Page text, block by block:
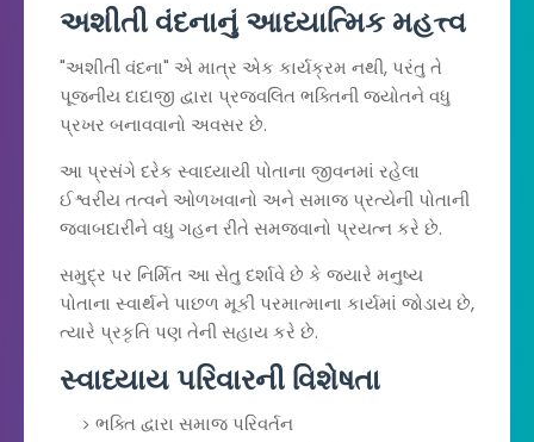
અશીતી વંદનાનું આધ્યાત્મિક મહત્ત્વ
"અશીતી વંદના" એ માત્ર એક કાર્યક્રમ નથી, પરંતુ તે
પૂજનીય દાદાજી દ્વારા પ્રજ્વલિત ભક્તિની જ્યોતને વધુ
પ્રખર બનાવવાનો અવસર છે.
આ પ્રસંગે દરેક સ્વાધ્યાયી પોતાના જીવનમાં રહેલા
ઈશ્વરીય તત્વને ઓળખવાનો અને સમાજ પ્રત્યેની પોતાની
જવાબદારીને વધુ ગહન રીતે સમજવાનો પ્રયત્ન કરે છે.
સમુદ્ર પર નિર્મિત આ સેતુ દર્શાવે છે કે જ્યારે મનુષ્ય
પોતાના સ્વાર્થને પાછળ મૂકી પરમાત્માના કાર્યમાં જોડાય છે,
ત્યારે પ્રકૃતિ પણ તેની સહાય કરે છે.
સ્વાધ્યાય પરિવારની વિશેષતા
ભક્તિ દ્વારા સમાજ પરિવર્તન